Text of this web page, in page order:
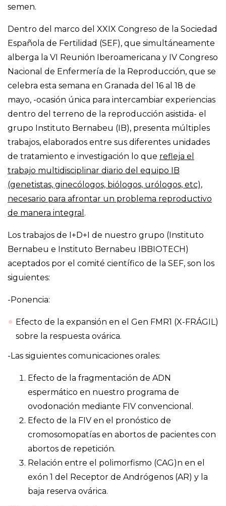
semen.
Dentro del marco del XXIX Congreso de la Sociedad
Española de Fertilidad (SEF), que simultáneamente
alberga la VI Reunión Iberoamericana y IV Congreso
Nacional de Enfermería de la Reproducción, que se
celebra esta semana en Granada del 16 al 18 de
mayo, -ocasión única para intercambiar experiencias
dentro del terreno de la reproducción asistida- el
grupo Instituto Bernabeu (IB), presenta múltiples
trabajos, elaborados entre sus diferentes unidades
de tratamiento e investigación lo que refleja el
trabajo multidisciplinar diario del equipo IB
(genetistas, ginecólogos, biólogos, urólogos, etc),
necesario para afrontar un problema reproductivo
de manera integral .
Los trabajos de I+D+I de nuestro grupo (Instituto
Bernabeu e Instituto Bernabeu IBBIOTECH)
aceptados por el comité científico de la SEF, son los
siguientes:
-Ponencia:
Efecto de la expansión en el Gen FMR1 (X-FRÁGIL)
sobre la respuesta ovárica.
-Las siguientes comunicaciones orales:
Efecto de la fragmentación de ADN
espermático en nuestro programa de
ovodonación mediante FIV convencional.
Efecto de la FIV en el pronóstico de
cromosomopatías en abortos de pacientes con
abortos de repetición.
Relación entre el polimorfismo (CAG)n en el
exón 1 del Receptor de Andrógenos (AR) y la
baja reserva ovárica.